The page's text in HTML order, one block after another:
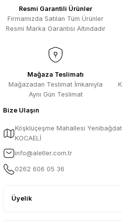
Kısa sürede geldi. Ürünler de iyi
sarılmıştı. Gayet iyi
Ali Salih Yıldız | 10/07/2026
Hızlı sipariş ve güvenli paketleme için
çok teşekkürler ediyorum
F... D... | 06/07/2026
Makine çok iyi herkese tavsiye
üzerinden 4 ürünnaldım ve hızlı ve
sorunsuz bir şekilde tarafıma ulaştı çok
teşekkürler ediyorum
Resmi Garantili Ürünler
Firmamızda Satılan Tüm Ürünler
Resmi Marka Garantisi Altındadır
Mağaza Teslimatı
Mağazadan Teslimat İmkanıyla
Aynı Gün Teslimat
Bize Ulaşın
Köşklüçeşme Mahallesi
KOCAELİ
info@aletler.com.tr
0262 606 05 36
Üyelik